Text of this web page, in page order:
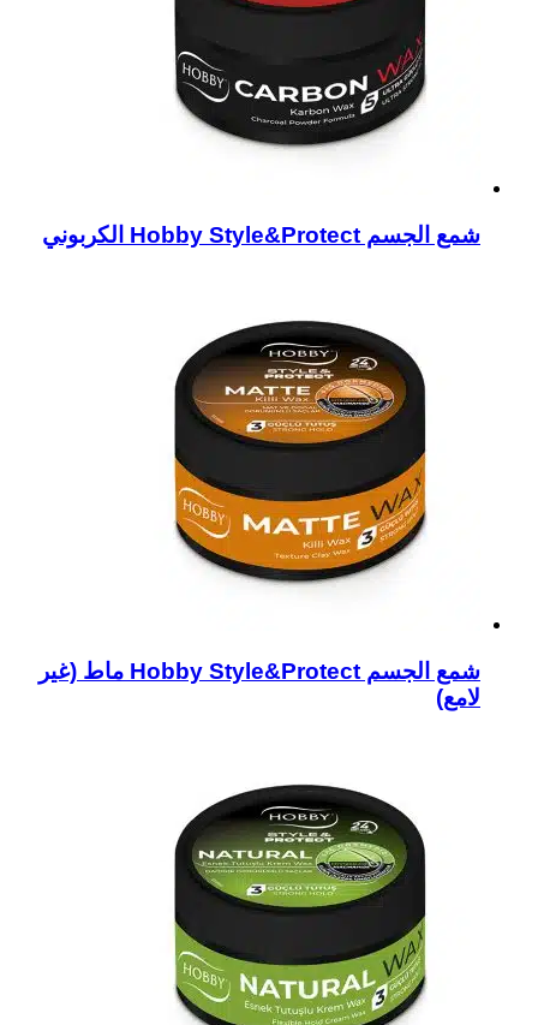
شمع الجسم Hobby Style&Protect الكربوني
شمع الجسم Hobby Style&Protect ماط (غير
لامع)